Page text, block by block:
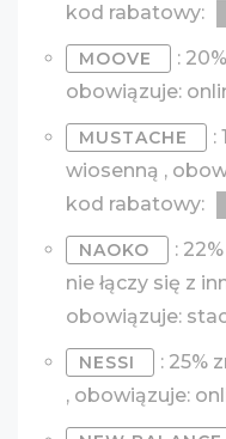
kod rabatowy:
MOOVE
:
obowiązuje:
MUSTACHE
:
wiosenną ,
kod rabatowy:
NAOKO
:
nie łączy się z
obowiązuje:
NESSI
: 25%
, obowiązuje: